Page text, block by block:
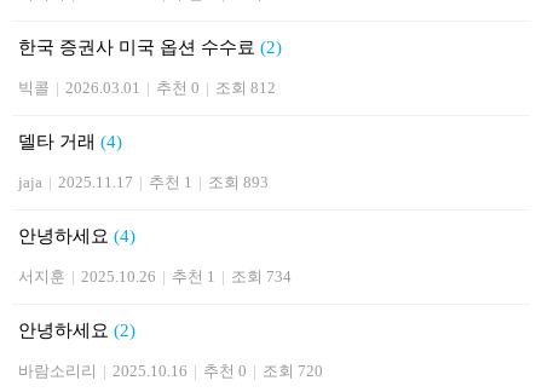
한국 증권사 미국 옵션 수수료 (2)
빅콜 | 2026.03.01 | 추천 0 | 조회 812
델타 거래 (4)
jaja | 2025.11.17 | 추천 1 | 조회 893
안녕하세요 (4)
서지훈 | 2025.10.26 | 추천 1 | 조회 734
안녕하세요 (2)
바람소리리 | 2025.10.16 | 추천 0 | 조회 720